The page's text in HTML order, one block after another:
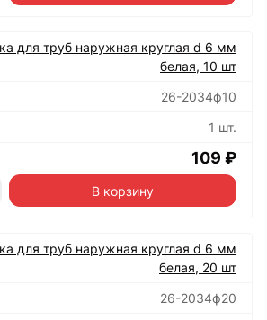
для труб наружная круглая d 6 мм
белая, 10 шт
26-2034ф10
1 шт.
109 ₽
В корзину
для труб наружная круглая d 6 мм
белая, 20 шт
26-2034ф20